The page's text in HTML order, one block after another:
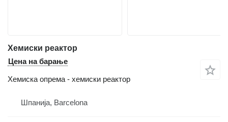
Хемиски реактор
Цена на барање
Хемиска опрема - хемиски реактор
Шпанија, Barcelona